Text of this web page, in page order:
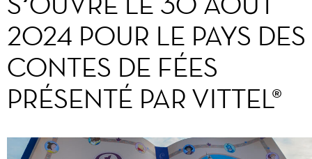
2024 POUR LE PAYS DES
CONTES DE FÉES
PRÉSENTÉ PAR VITTEL®